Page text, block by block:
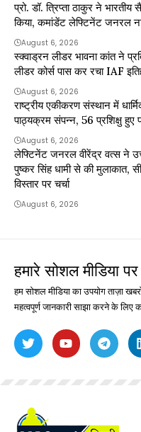
प्रो. डॉ. त्रिप्ता ठाकुर ने भारतीय
किया, कमांडेंट लेफ्टिनेंट जनरल
August 6, 2026
स्क्वाड्रन लीडर भावना कांत ने
लीडर कोर्स पास कर रचा IAF
August 6, 2026
राष्ट्रीय एकीकरण संस्थान में
पाठ्यक्रम संपन्न, 56 प्रशिक्षु
August 6, 2026
लेफ्टिनेंट जनरल वीरेंद्र वत्स ने
पुष्कर सिंह धामी से की मुलाकात,
विस्तार पर चर्चा
August 6, 2026
हमारे सोशल मीडिया
हम सोशल मीडिया का उपयोग ताज़ा
महत्वपूर्ण जानकारी साझा करने के लिए